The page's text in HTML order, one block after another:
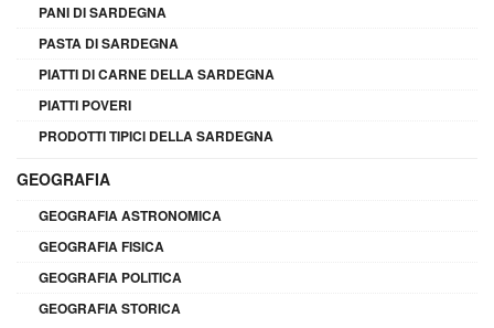
PANI DI SARDEGNA
PASTA DI SARDEGNA
PIATTI DI CARNE DELLA SARDEGNA
PIATTI POVERI
PRODOTTI TIPICI DELLA SARDEGNA
GEOGRAFIA
GEOGRAFIA ASTRONOMICA
GEOGRAFIA FISICA
GEOGRAFIA POLITICA
GEOGRAFIA STORICA